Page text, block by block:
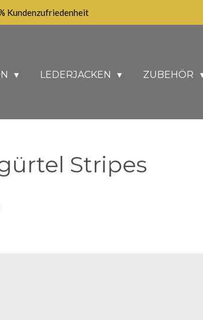
Kundenzufriedenheit
LEDERJACKEN ZUBEHÖR
Stripes